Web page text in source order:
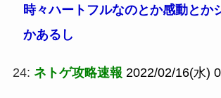
時々ハートフルなのとか感動とか
かあるし
24: ネトゲ攻略速報 2022/02/16(水)